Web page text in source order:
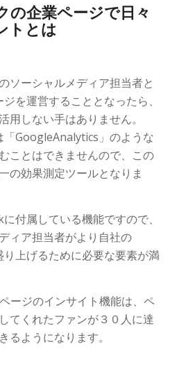
の企業ページで日々
トとは
ソーシャルメディア担当者と
を運営することとなったら、
用しない手はありません。
GoogleAnalytics」のような
ことはできませんので、この
の効果測定ツールとなりま
付属している機能ですので、
ィア担当者がより自社の
上げるために必要な要素が満
ージのインサイト機能は、ペ
てくれたファンが３０人に達
るようになります。